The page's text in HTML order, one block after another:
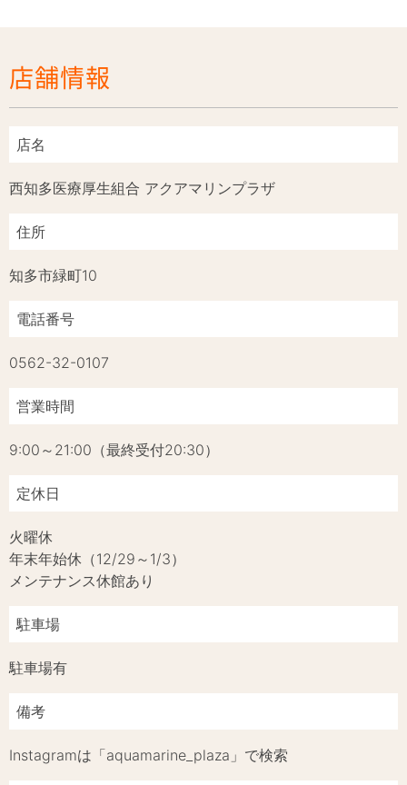
店舗情報
店名
西知多医療厚生組合 アクアマリンプラザ
住所
知多市緑町10
電話番号
0562-32-0107
営業時間
9:00～21:00（最終受付20:30）
定休日
火曜休
年末年始休（12/29～1/3）
メンテナンス休館あり
駐車場
駐車場有
備考
Instagramは「aquamarine_plaza」で検索